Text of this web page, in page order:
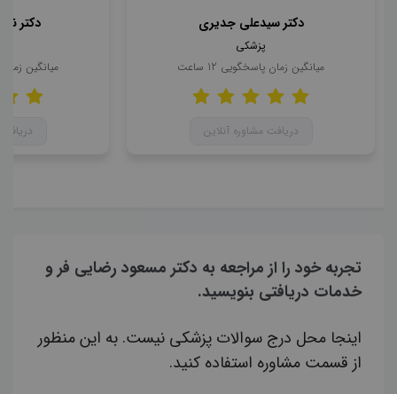
دکتر سیدعلی جدیری
پزشکی
میانگین زمان پاسخگویی 12 ساعت
دریافت مشاوره آنلاین
دکتر
میانگین
تجربه خود را از مراجعه به دکتر مسعود رضایی فر و
خدمات دریافتی بنویسید.
اینجا محل درج سوالات پزشکی نیست. به این منظور
از قسمت مشاوره استفاده کنید.